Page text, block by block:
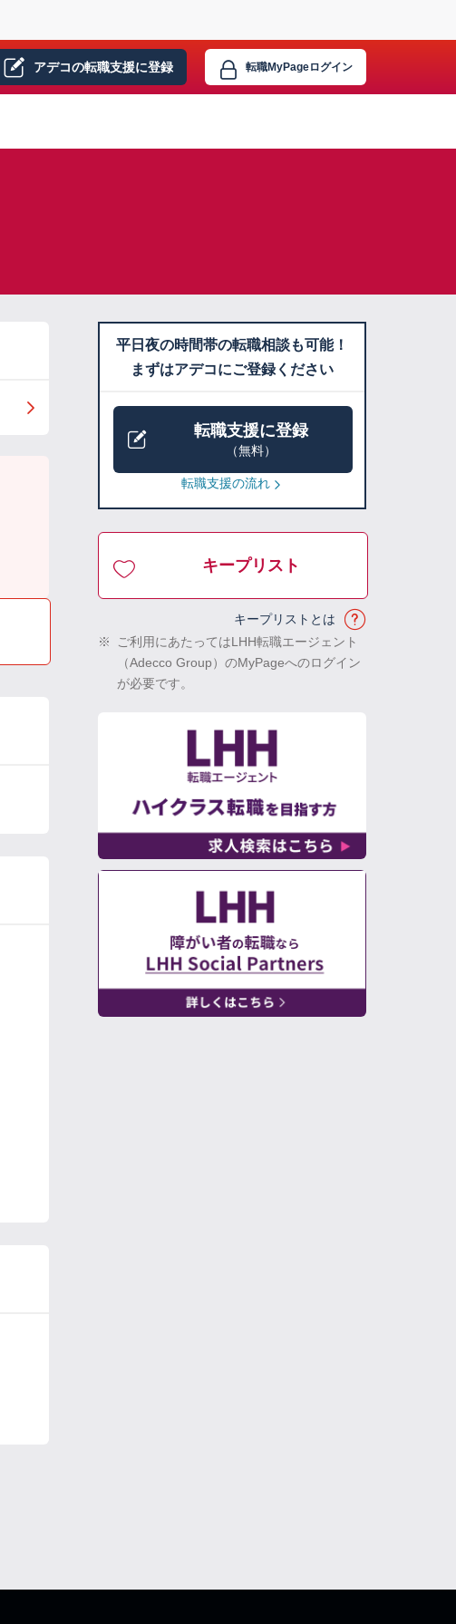
アデコの転職支援に登録 転職MyPageログイン
平日夜の時間帯の転職相談も可能！
まずはアデコにご登録ください
転職支援に登録
（無料）
転職支援の流れ
キープリスト
キープリストとは
※
ご利用にあたってはLHH転職エージェント
（Adecco Group）のMyPageへのログイン
が必要です。